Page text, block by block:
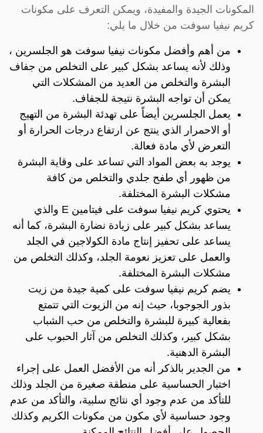
المكونات الجيدة والمفيدة، ويمكن التعرف على مكونات
كريم نيفيا سوفت من خلال ما يلي:
من أهم وأفضل مكونات نيفيا سوفت هو الجلسرين ،
وذلك لأنه يساعد بشكل كبير على التخلص من جفاف
البشرة والتخلص من العديد من المشكلات التي
يمكن أن تواجه البشرة نتيجة للجفاف.
يعمل الجلسرين أيضاً على تهدئة البشرة من التهيج
أو الاحمرار الذي ينتج عن ارتفاع درجات الحرارة أو
التعرض لأي مادة فعالة.
يوجد به بعض المواد التي تساعد على وقاية البشرة
من ظهور أي طفح جلدي والتخلص من كافة
مشكلات البشرة المختلفة.
يحتوي كريم نيفيا سوفت على فيتامين E والذي
يساعد بشكل كبير على زيادة نضارة البشرة، كما أنه
يساعد على تحفيز إنتاج مادة الكولاجين في الجلد
والعمل على تعزيز نعومة الجلد، وكذلك التخلص من
مشكلات البشرة المختلفة.
يضم كريم نيفيا سوفت على كمية جيدة من زيت
بذور الجوجوبا، حيث إنه من الزيوت التي تتمتع
بفعالية كبيرة للبشرة والتخلص من حب الشباب
بشكل كبير، وكذلك التخلص من آثار الحبوب على
البشرة الدهنية.
من الجدير بالذكر أنه من الأفضل العمل على إجراء
اختبار الحساسية على منطقة صغيرة من الجلد وذلك
للتأكد من عدم وجود أي نتائج سلبية، والتأكد من عدم
وجود حساسية لأي مكون من مكونات الكريم وكذلك